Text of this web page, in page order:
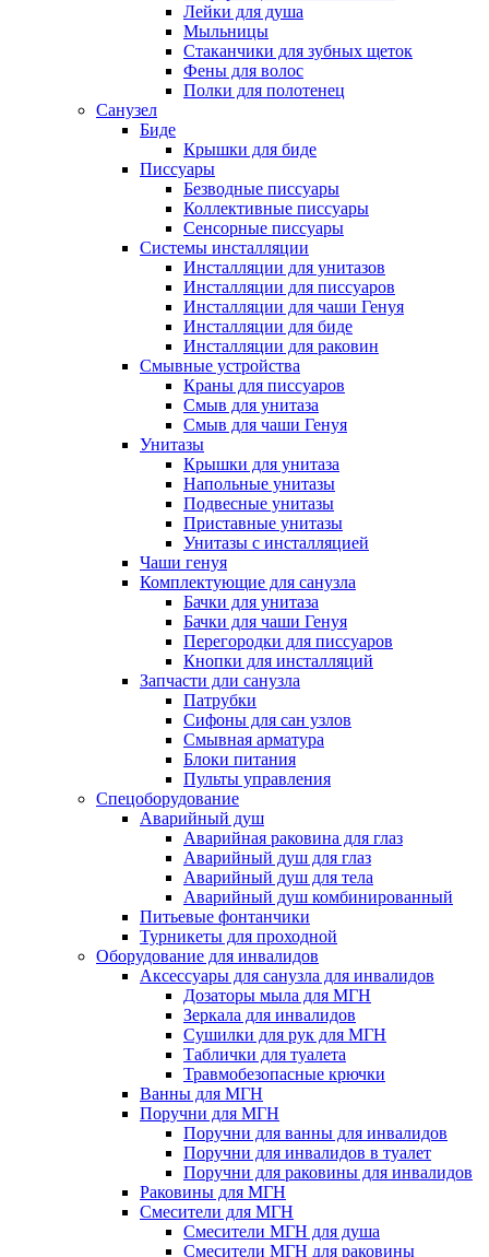
Лейки для душа
Мыльницы
Стаканчики для зубных щеток
Фены для волос
Полки для полотенец
Санузел
Биде
Крышки для биде
Писсуары
Безводные писсуары
Коллективные писсуары
Сенсорные писсуары
Системы инсталляции
Инсталляции для унитазов
Инсталляции для писсуаров
Инсталляции для чаши Генуя
Инсталляции для биде
Инсталляции для раковин
Смывные устройства
Краны для писсуаров
Смыв для унитаза
Смыв для чаши Генуя
Унитазы
Крышки для унитаза
Напольные унитазы
Подвесные унитазы
Приставные унитазы
Унитазы с инсталляцией
Чаши генуя
Комплектующие для санузла
Бачки для унитаза
Бачки для чаши Генуя
Перегородки для писсуаров
Кнопки для инсталляций
Запчасти дли санузла
Патрубки
Сифоны для сан узлов
Смывная арматура
Блоки питания
Пульты управления
Спецоборудование
Аварийный душ
Аварийная раковина для глаз
Аварийный душ для глаз
Аварийный душ для тела
Аварийный душ комбинированный
Питьевые фонтанчики
Турникеты для проходной
Оборудование для инвалидов
Аксессуары для санузла для инвалидов
Дозаторы мыла для МГН
Зеркала для инвалидов
Сушилки для рук для МГН
Таблички для туалета
Травмобезопасные крючки
Ванны для МГН
Поручни для МГН
Поручни для ванны для инвалидов
Поручни для инвалидов в туалет
Поручни для раковины для инвалидов
Раковины для МГН
Смесители для МГН
Смесители МГН для душа
Смесители МГН для раковины